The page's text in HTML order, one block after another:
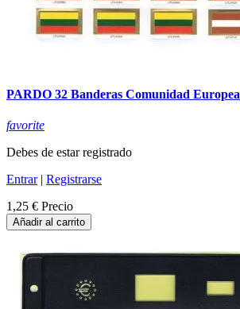
PARDO 32 Banderas Comunidad Europea
favorite
Debes de estar registrado
Entrar| Registrarse
1,25 € Precio
Añadir al carrito